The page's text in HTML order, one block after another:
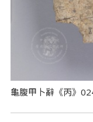
龜腹甲卜辭《丙》